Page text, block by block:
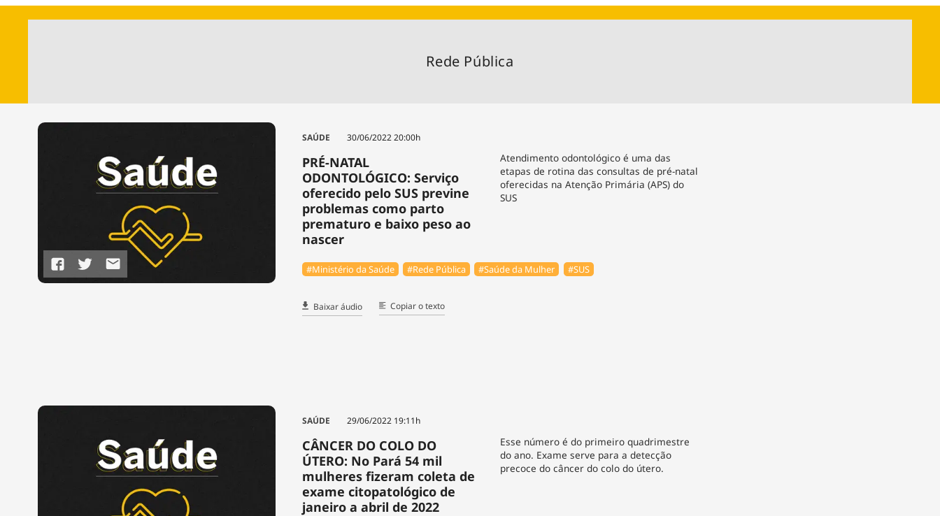
Rede Pública
SAÚDE 30/06/2022 20:00h
PRÉ-NATAL
ODONTOLÓGICO: Serviço
oferecido pelo SUS previne
problemas como parto
prematuro e baixo peso ao
nascer
Atendimento odontológico é uma das
etapas de rotina das consultas de pré-natal
oferecidas na Atenção Primária (APS) do
SUS
#Ministério da Saúde #Rede Pública #Saúde da Mulher #SUS
Baixar áudio Copiar o texto
SAÚDE 29/06/2022 19:11h
CÂNCER DO COLO DO
ÚTERO: No Pará 54 mil
mulheres fizeram coleta de
exame citopatológico de
janeiro a abril de 2022
Esse número é do primeiro quadrimestre
do ano. Exame serve para a detecção
precoce do câncer do colo do útero.